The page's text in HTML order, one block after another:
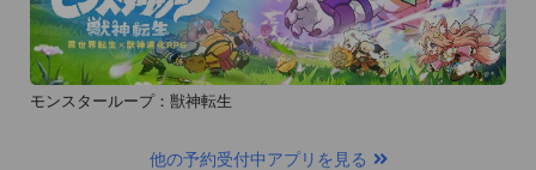
モンスターループ：獣神転生
他の予約受付中アプリを見る